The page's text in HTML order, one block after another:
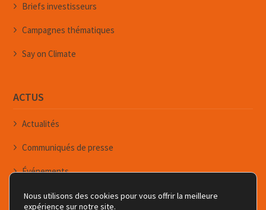
Briefs investisseurs
Campagnes thématiques
Say on Climate
ACTUS
Actualités
Communiqués de presse
Événements
Newsletters
Nous utilisons des cookies pour vous offrir la meilleure
expérience sur notre site.